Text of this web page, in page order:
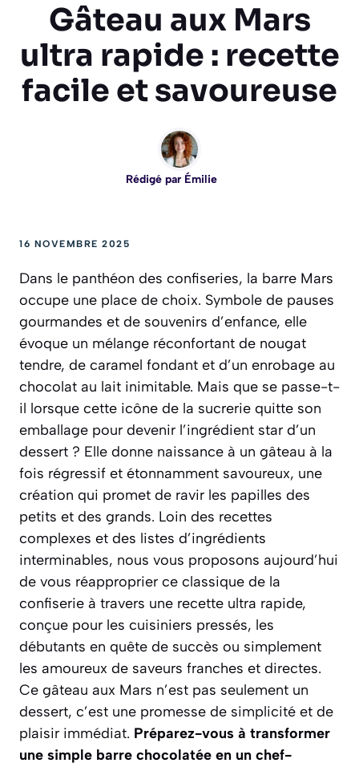
Gâteau aux Mars
ultra rapide : recette
facile et savoureuse
Rédigé par Émilie
16 NOVEMBRE 2025
Dans le panthéon des confiseries, la barre Mars
occupe une place de choix. Symbole de pauses
gourmandes et de souvenirs d’enfance, elle
évoque un mélange réconfortant de nougat
tendre, de caramel fondant et d’un enrobage au
chocolat au lait inimitable. Mais que se passe-t-
il lorsque cette icône de la sucrerie quitte son
emballage pour devenir l’ingrédient star d’un
dessert ? Elle donne naissance à un gâteau à la
fois régressif et étonnamment savoureux, une
création qui promet de ravir les papilles des
petits et des grands. Loin des recettes
complexes et des listes d’ingrédients
interminables, nous vous proposons aujourd’hui
de vous réapproprier ce classique de la
confiserie à travers une recette ultra rapide,
conçue pour les cuisiniers pressés, les
débutants en quête de succès ou simplement
les amoureux de saveurs franches et directes.
Ce gâteau aux Mars n’est pas seulement un
dessert, c’est une promesse de simplicité et de
plaisir immédiat. Préparez-vous à transformer
une simple barre chocolatée en un chef-